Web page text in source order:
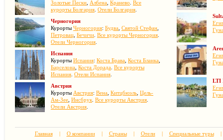
Золотые Пески Албена Кранево Все
курорты Болгария Отели Болгария
Черногория
Курорты Черногория: Будва Святой Стефан
Петровац Бечичи Все курорты Черногория
Отели Черногория
Испания
Курорты Испания: Коста Брава Коста Бланка
Барселона Коста Дорада Все курорты
Испания Отели Испания
Австрия
Курорты Австрия: Вена Китцбюэль Цель-
Ам-Зее Инсбрук Все курорты Австрия
Отели Австрия
LTI
Главная | О компании | Страны | Отели | Специальные туры |